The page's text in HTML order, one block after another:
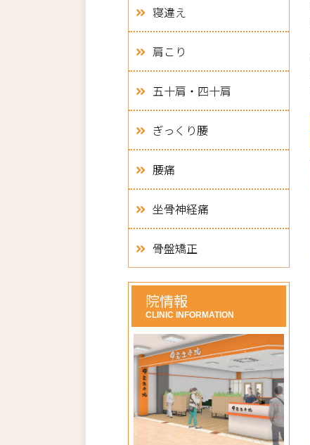
寝違え
肩こり
五十肩・四十肩
ぎっくり腰
腰痛
坐骨神経痛
骨盤矯正
院情報
CLINIC INFORMATION